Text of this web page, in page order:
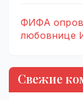
ФИФА
любовнице
Свежие